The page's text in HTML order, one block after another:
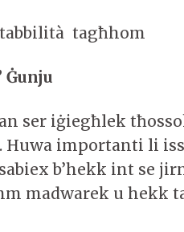
tagħhom
Ġunju
ser iġiegħlek
Huwa importanti li
b’hekk int se
madwarek u hekk